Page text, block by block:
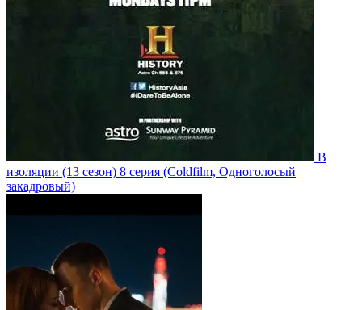
В
изоляции (13 сезон) 8 серия (Coldfilm, Одноголосый
закадровый)